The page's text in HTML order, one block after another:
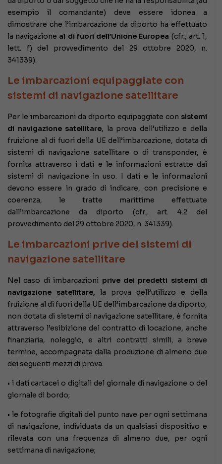
esempio il comandante) deve essere idonea a
dimostrare che l’imbarcazione da diporto ha effettuato
la navigazione al di fuori dell’Unione Europea (cfr., art. 1,
lett. f) del provvedimento del 29 ottobre 2020, n.
341339).
Le imbarcazioni equipaggiate con
sistemi di navigazione satellitare
Per le imbarcazioni da diporto equipaggiate con sistemi
di navigazione satellitare, la prova dell’utilizzo e della
fruizione al di fuori della UE dell’imbarcazione, dotata di
sistemi di navigazione satellitare o di transponder, è
fornita attraverso i dati e le informazioni estratte dai
sistemi di navigazione in uso. I dati e le informazioni
devono essere in grado di indicare, con precisione e
coerenza, le tratte marittime effettuate
dall’imbarcazione da diporto (cfr., art. 4.2 del
provvedimento del 29 ottobre 2020, n. 341339).
Le imbarcazioni prive dei sistemi di
navigazione satellitare
Nel caso di imbarcazioni prive dei predetti sistemi di
navigazione satellitare, la prova dell’utilizzo e della
fruizione al di fuori della UE dell’imbarcazione da diporto,
non dotata di sistemi di navigazione satellitare, è fornita
attraverso l’esibizione del contratto di locazione, anche
finanziaria, noleggio, e altri contratti simili, a breve
termine, accompagnata dalla produzione di almeno due
dei seguenti mezzi di prova:
• i dati cartacei o digitali del giornale di navigazione o del
giornale di bordo;
• le fotografie digitali del punto nave per ogni settimana
di navigazione, individuata da un qualsiasi dispositivo e
rilevata con una frequenza di almeno due, per ogni
settimana di navigazione;